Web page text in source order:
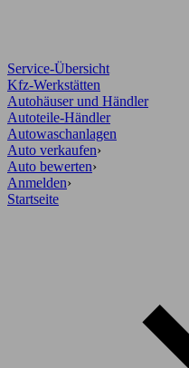
Service-Übersicht
Kfz-Werkstätten
Autohäuser und Händler
Autoteile-Händler
Autowaschanlagen
Auto verkaufen›
Auto bewerten›
Anmelden›
Startseite